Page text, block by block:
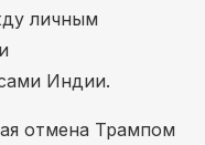
личным
Индии.
отмена Трампом